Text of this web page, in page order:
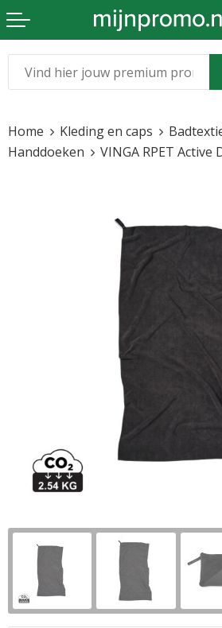
Kleding & caps
Werkkleding
Tassen en reizen
Beurs en evenementen
Bloemen en planten
Sinterklaas
Home Kleding en caps
Handdoeken
VINGA RPET Active